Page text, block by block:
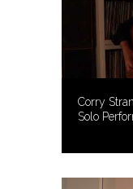
Corry
Solo